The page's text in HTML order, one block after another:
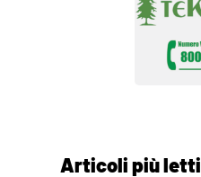
Articoli più letti